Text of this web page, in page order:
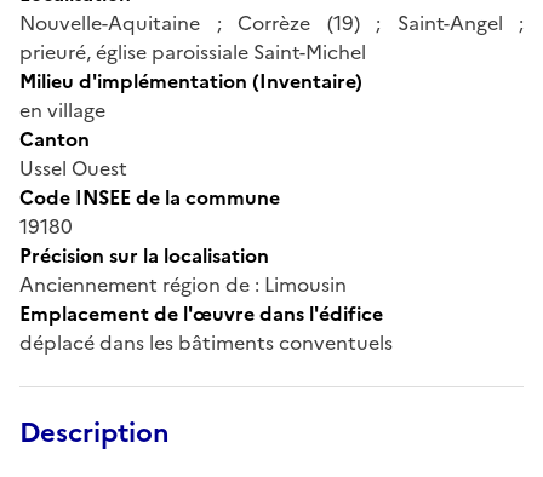
Nouvelle-Aquitaine ; Corrèze (19) ; Saint-Angel ;
prieuré, église paroissiale Saint-Michel
Milieu d'implémentation (Inventaire)
en village
Canton
Ussel Ouest
Code INSEE de la commune
19180
Précision sur la localisation
Anciennement région de : Limousin
Emplacement de l'œuvre dans l'édifice
déplacé dans les bâtiments conventuels
Description